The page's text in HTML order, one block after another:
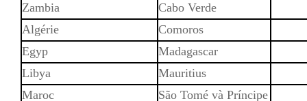
Zambia
Cabo Verde
Algérie
Comoros
Egyp
Madagascar
Libya
Mauritius
Maroc
São Tomé và Príncipe